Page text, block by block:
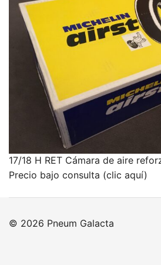
17/18 H RET Cámara de aire
Precio bajo consulta (clic aquí)
© 2026 Pneum Galacta